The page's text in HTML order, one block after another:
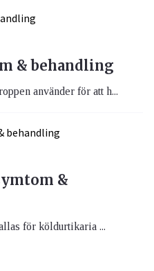
& behandling
använder för att h...
&
för köldurtikaria ...